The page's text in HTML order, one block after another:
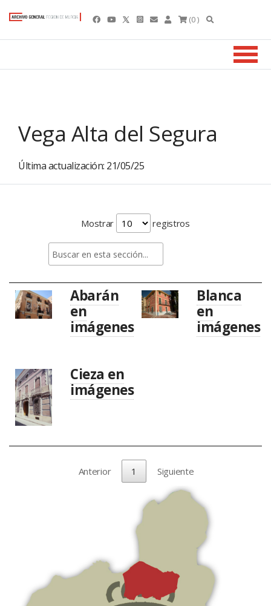
(0 )
Vega Alta del Segura
Última actualización: 21/05/25
Mostrar registros
Abarán
en
imágenes
Blanca
en
imágenes
Cieza en
imágenes
Anterior 1 Siguiente